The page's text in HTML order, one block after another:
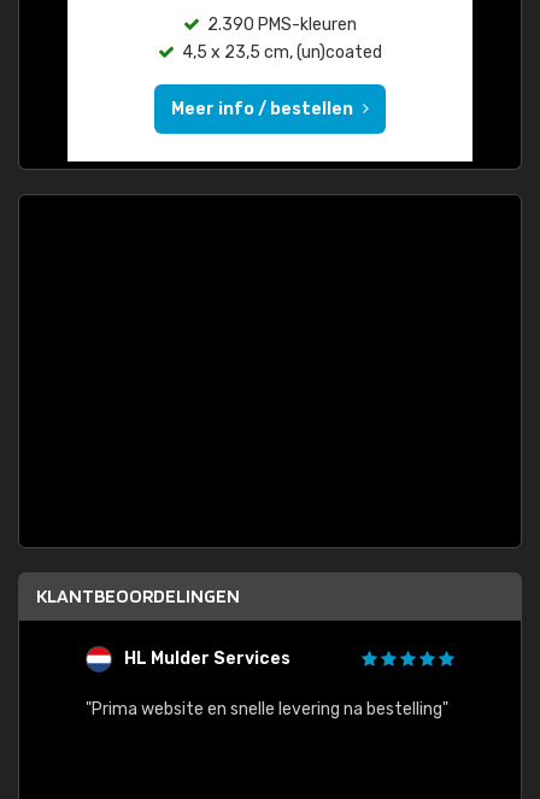
2.390 PMS-kleuren
4,5 x 23,5 cm, (un)coated
Meer info / bestellen
KLANTBEOORDELINGEN
HL Mulder Services
"Prima website en snelle levering na bestelling"